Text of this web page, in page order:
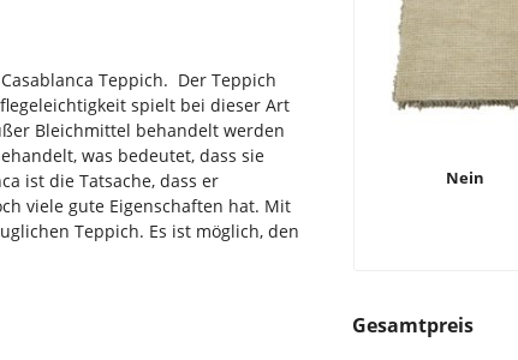
Nein
Gesamtpreis
Teppich. Der Teppich
spielt bei dieser Art
Bleichmittel behandelt werden
was bedeutet, dass sie
ist die Tatsache, dass er
viele gute Eigenschaften hat. Mit
Teppich. Es ist möglich, den